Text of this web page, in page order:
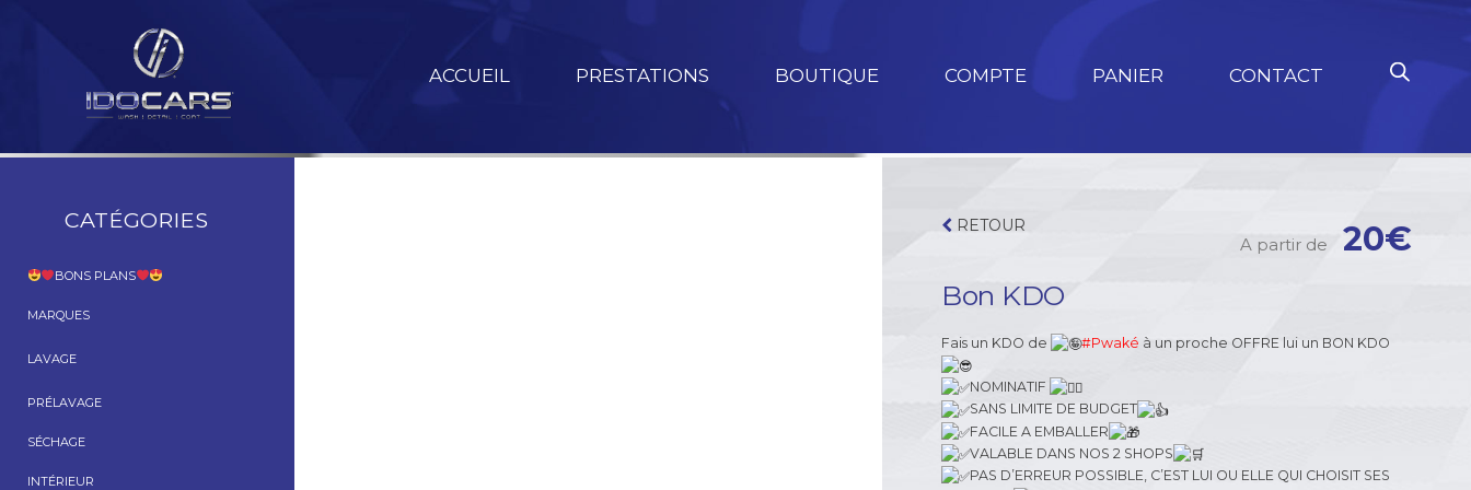
ACCUEIL PRESTATIONS BOUTIQUE COMPTE PANIER CONTACT
CATÉGORIES
BONS PLANS
MARQUES
LAVAGE
PRÉLAVAGE
SÉCHAGE
INTÉRIEUR
RETOUR
Bon KDO
A partir de 20€
Fais un KDO de #Pwaké à un proche OFFRE lui un BON KDO
NOMINATIF
SANS LIMITE DE BUDGET
FACILE A EMBALLER
VALABLE DANS NOS 2 SHOPS
PAS D’ERREUR POSSIBLE, C’EST LUI OU ELLE QUI CHOISIT SES